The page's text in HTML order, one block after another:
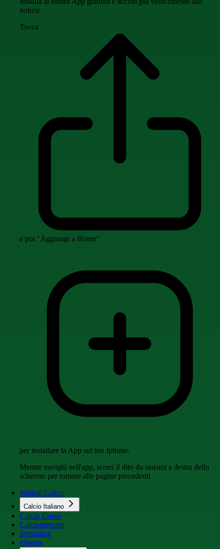
notizie
Tocca
e poi "Aggiungi a Home"
per installare la App sul tuo Iphone.
Mentre navighi nell'app, scorri il dito da sinistra a destra dello
schermo per tornare alle pagine precedenti
Notizie Calcio
Calcio Italiano
Calcio Estero
Calciomercato
Streaming
eSports